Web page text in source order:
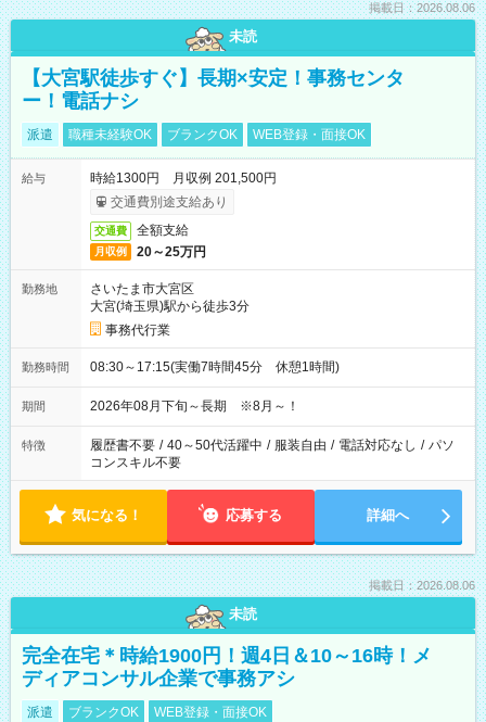
掲載日：2026.08.06
未読
【大宮駅徒歩すぐ】長期×安定！事務センタ
ー！電話ナシ
派遣 職種未経験OK ブランクOK WEB登録・面接OK
給与
時給1300円 月収例 201,500円
交通費別途支給あり
交通費 全額支給
月収例 20～25万円
勤務地
さいたま市大宮区
大宮(埼玉県)駅から徒歩3分
事務代行業
勤務時間 08:30～17:15(実働7時間45分 休憩1時間)
期間 2026年08月下旬～長期 ※8月～！
特徴 履歴書不要 / 40～50代活躍中 / 服装自由 / 電話対応なし / パソ
コンスキル不要
気になる！ 応募する 詳細へ
掲載日：2026.08.06
未読
完全在宅＊時給1900円！週4日＆10～16時！メ
ディアコンサル企業で事務アシ
派遣 ブランクOK WEB登録・面接OK